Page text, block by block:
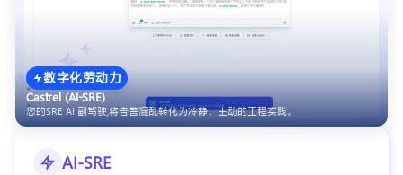
AI-SRE
数字化劳动力
Castrel (AI-SRE)
您的SRE AI 副驾驶,将告警混乱转化为冷静、主动的工程实践。